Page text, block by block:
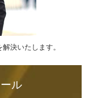
決いたします。
ル